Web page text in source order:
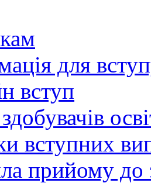
для
вступ
вступних
прийому до